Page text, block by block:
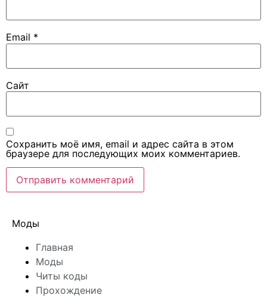
Email *
Сайт
Сохранить моё имя, email и адрес сайта в этом
браузере для последующих моих комментариев.
Моды
Главная
Моды
Читы коды
Прохождение